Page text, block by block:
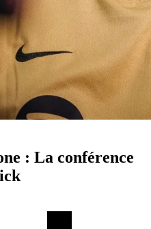
: La conférence